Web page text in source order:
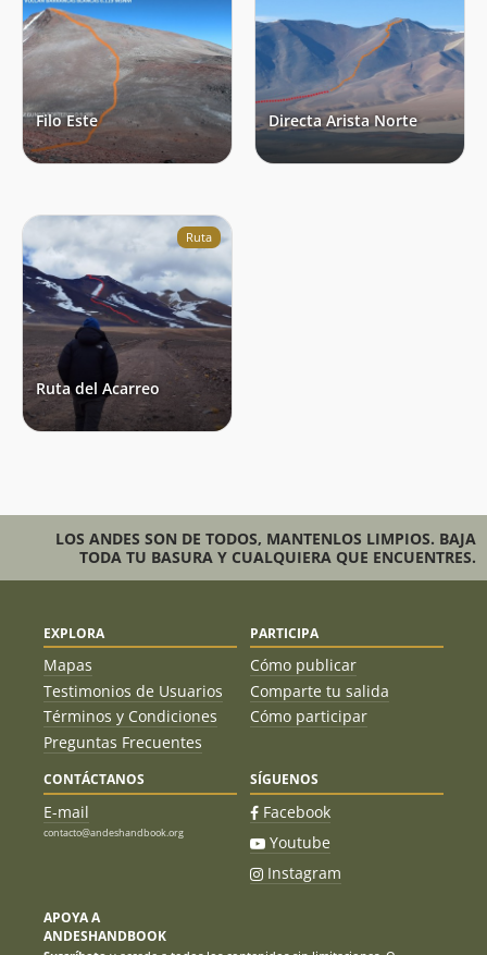
Filo Este Directa Arista Norte
Ruta
Ruta del Acarreo
LOS ANDES SON DE TODOS, MANTENLOS LIMPIOS. BAJA
TODA TU BASURA Y CUALQUIERA QUE ENCUENTRES.
EXPLORA
Mapas
Testimonios de Usuarios
Términos y Condiciones
Preguntas Frecuentes
PARTICIPA
Cómo publicar
Comparte tu salida
Cómo participar
CONTÁCTANOS
E-mail
contacto@andeshandbook.org
SÍGUENOS
Facebook
Youtube
Instagram
APOYA A
ANDESHANDBOOK